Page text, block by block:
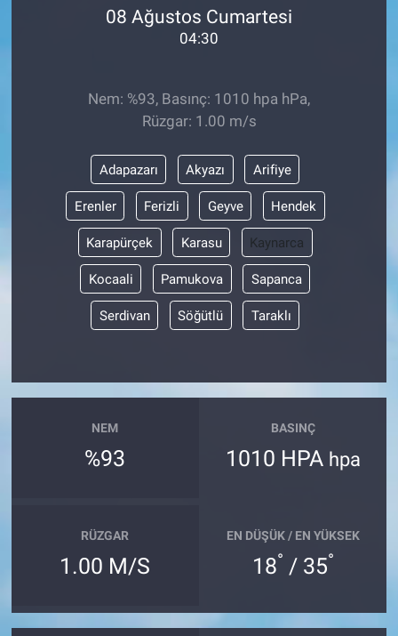
08 Ağustos Cumartesi
04:30
Nem: %93, Basınç: 1010 hpa hPa,
Rüzgar: 1.00 m/s
Adapazarı Akyazı Arifiye
Erenler Ferizli Geyve Hendek
Karapürçek Karasu Kaynarca
Kocaali Pamukova Sapanca
Serdivan Söğütlü Taraklı
NEM
%93
BASINÇ
1010 HPA hpa
RÜZGAR
1.00 M/S
EN DÜŞÜK / EN YÜKSEK
18° / 35°